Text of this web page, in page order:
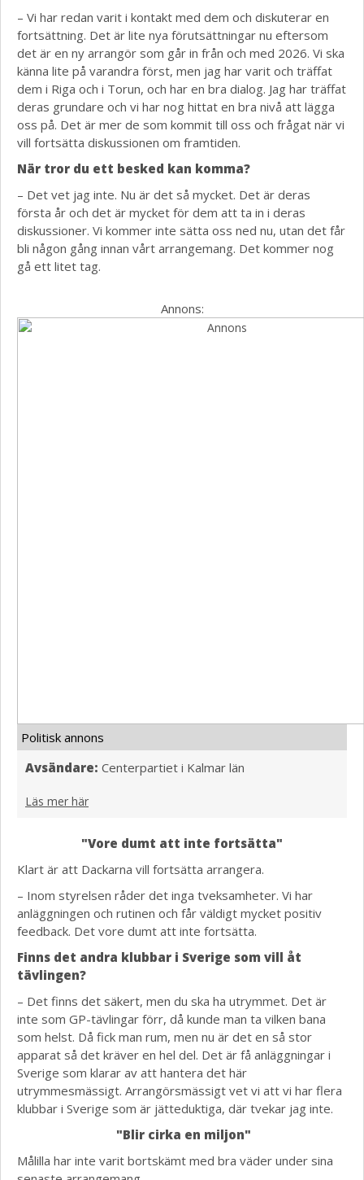
– Vi har redan varit i kontakt med dem och diskuterar en
fortsättning. Det är lite nya förutsättningar nu eftersom
det är en ny arrangör som går in från och med 2026. Vi ska
känna lite på varandra först, men jag har varit och träffat
dem i Riga och i Torun, och har en bra dialog. Jag har träffat
deras grundare och vi har nog hittat en bra nivå att lägga
oss på. Det är mer de som kommit till oss och frågat när vi
vill fortsätta diskussionen om framtiden.
När tror du ett besked kan komma?
– Det vet jag inte. Nu är det så mycket. Det är deras
första år och det är mycket för dem att ta in i deras
diskussioner. Vi kommer inte sätta oss ned nu, utan det får
bli någon gång innan vårt arrangemang. Det kommer nog
gå ett litet tag.
Annons:
Politisk annons
Avsändare: Centerpartiet i Kalmar län
Läs mer här
"Vore dumt att inte fortsätta"
Klart är att Dackarna vill fortsätta arrangera.
– Inom styrelsen råder det inga tveksamheter. Vi har
anläggningen och rutinen och får väldigt mycket positiv
feedback. Det vore dumt att inte fortsätta.
Finns det andra klubbar i Sverige som vill åt
tävlingen?
– Det finns det säkert, men du ska ha utrymmet. Det är
inte som GP-tävlingar förr, då kunde man ta vilken bana
som helst. Då fick man rum, men nu är det en så stor
apparat så det kräver en hel del. Det är få anläggningar i
Sverige som klarar av att hantera det här
utrymmesmässigt. Arrangörsmässigt vet vi att vi har flera
klubbar i Sverige som är jätteduktiga, där tvekar jag inte.
"Blir cirka en miljon"
Målilla har inte varit bortskämt med bra väder under sina